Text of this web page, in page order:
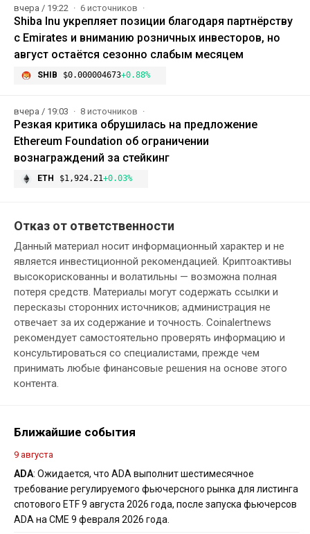
вчера / 19:22 6 источников
Shiba Inu укрепляет позиции благодаря партнёрству
с Emirates и вниманию розничных инвесторов, но
август остаётся сезонно слабым месяцем
SHIB $0.000004673+0.88%
вчера / 19:03 8 источников
Резкая критика обрушилась на предложение
Ethereum Foundation об ограничении
вознаграждений за стейкинг
ETH $1,924.21+0.03%
Отказ от ответственности
Данный материал носит информационный характер и не
является инвестиционной рекомендацией. Криптоактивы
высокорискованны и волатильны — возможна полная
потеря средств. Материалы могут содержать ссылки и
пересказы сторонних источников; администрация не
отвечает за их содержание и точность. Coinalertnews
рекомендует самостоятельно проверять информацию и
консультироваться со специалистами, прежде чем
принимать любые финансовые решения на основе этого
контента.
Ближайшие события
9 августа
ADA: Ожидается, что ADA выполнит шестимесячное
требование регулируемого фьючерсного рынка для листинга
спотового ETF 9 августа 2026 года, после запуска фьючерсов
ADA на CME 9 февраля 2026 года.